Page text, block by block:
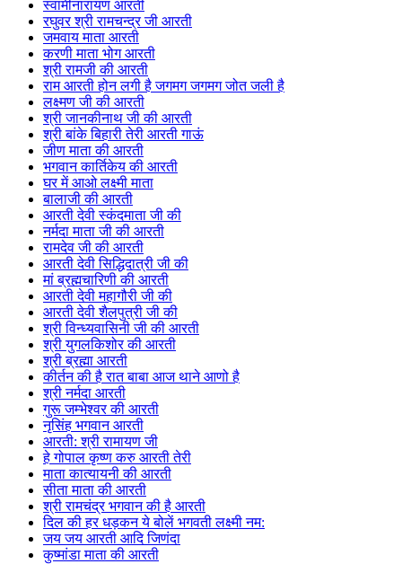
स्वामीनारायण आरती
रघुवर श्री रामचन्द्र जी आरती
जमवाय माता आरती
करणी माता भोग आरती
श्री रामजी की आरती
राम आरती होन लगी है जगमग जगमग जोत जली है
लक्ष्मण जी की आरती
श्री जानकीनाथ जी की आरती
श्री बांके बिहारी तेरी आरती गाऊं
जीण माता की आरती
भगवान कार्तिकेय की आरती
घर में आओ लक्ष्मी माता
बालाजी की आरती
आरती देवी स्कंदमाता जी की
नर्मदा माता जी की आरती
रामदेव जी की आरती
आरती देवी सिद्धिदात्री जी की
मां ब्रह्मचारिणी की आरती
आरती देवी महागौरी जी की
आरती देवी शैलपुत्री जी की
श्री विन्ध्यवासिनी जी की आरती
श्री युगलकिशोर की आरती
श्री ब्रह्मा आरती
कीर्तन की है रात बाबा आज थाने आणो है
श्री नर्मदा आरती
गुरू जम्भेश्वर की आरती
नृसिंह भगवान आरती
आरती: श्री रामायण जी
हे गोपाल कृष्ण करु आरती तेरी
माता कात्यायनी की आरती
सीता माता की आरती
श्री रामचंद्र भगवान की है आरती
दिल की हर धड़कन ये बोलें भगवती लक्ष्मी नम:
जय जय आरती आदि जिणंदा
कुष्मांडा माता की आरती